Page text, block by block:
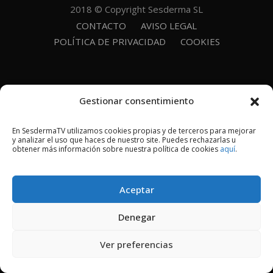
Gestionar consentimiento
En SesdermaTV utilizamos cookies propias y de terceros para mejorar
y analizar el uso que haces de nuestro site. Puedes rechazarlas u
obtener más información sobre nuestra política de cookies aquí.
Aceptar
Denegar
Ver preferencias
2018 © Copyright Sesderma SL
CONTACTO
AVISO LEGAL
POLÍTICA DE PRIVACIDAD
COOKIES